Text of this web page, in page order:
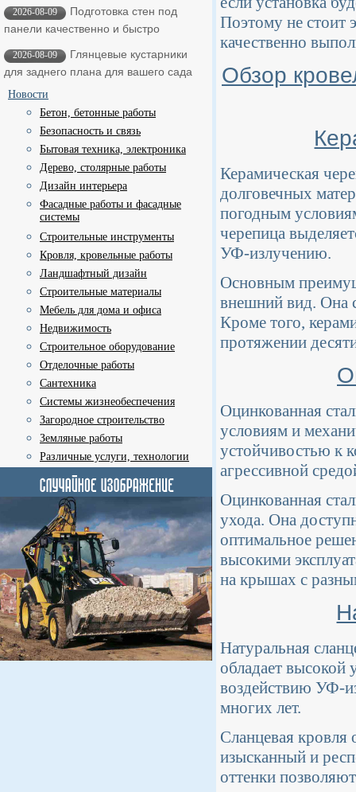
2026-08-09
Подготовка стен под
панели качественно и быстро
2026-08-09
Глянцевые кустарники
для заднего плана для вашего сада
Новости
Бетон, бетонные работы
Безопасность и связь
Бытовая техника, электроника
Дерево, столярные работы
Дизайн интерьера
Фасадные работы и фасадные
системы
Строительные инструменты
Кровля, кровельные работы
Ландшафтный дизайн
Строительные материалы
Мебель для дома и офиса
Недвижимость
Строительное оборудование
Отделочные работы
Сантехника
Системы жизнеобеспечения
Загородное строительство
Земляные работы
Различные услуги, технологии
Поэтому не стоит
качественно
Обзор
Керамическая
долговечных
погодным
черепица
УФ-излучению.
Основным
внешний вид. Она
Кроме того,
протяжении
Оцинкованная
условиям и
устойчивостью к
агрессивной
Оцинкованная
ухода. Она
оптимальное
высокими
на крышах с
Натуральная
обладает
воздействию УФ-
многих лет.
Сланцевая кровля
изысканный и
оттенки